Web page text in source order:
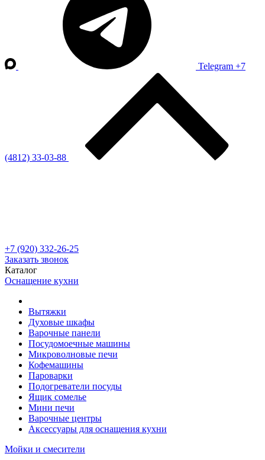
Telegram +7
(4812) 33-03-88
+7 (920) 332-26-25
Заказать звонок
Каталог
Оснащение кухни
Вытяжки
Духовые шкафы
Варочные панели
Посудомоечные машины
Микроволновые печи
Кофемашины
Пароварки
Подогреватели посуды
Ящик сомелье
Мини печи
Варочные центры
Аксессуары для оснащения кухни
Мойки и смесители